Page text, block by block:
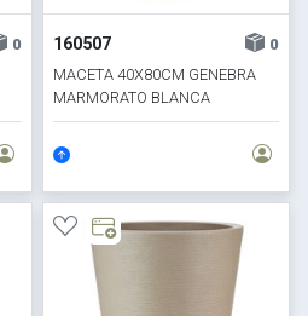
0
160507
0
MACETA 40X80CM GENEBRA
MARMORATO BLANCA